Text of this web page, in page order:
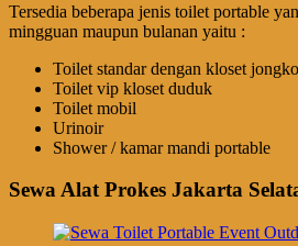
Tersedia beberapa jenis toilet portable
mingguan maupun bulanan yaitu :
Toilet standar dengan kloset
Toilet vip kloset duduk
Toilet mobil
Urinoir
Shower / kamar mandi portable
Sewa Alat Prokes Jakarta